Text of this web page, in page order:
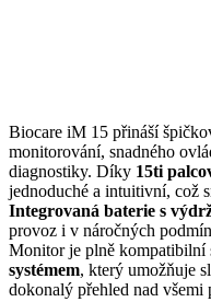
Biocare iM 15 přináší
monitorování, snadného
diagnostiky. Díky 15ti
jednoduché a intuitivní, což
Integrovaná baterie s
provoz i v náročných
Monitor je plně kompatibilní
systémem, který umožňuje
dokonalý přehled nad všemi